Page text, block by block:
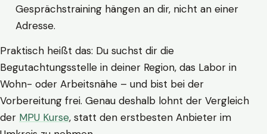
Gesprächstraining hängen an dir, nicht an einer
Adresse.
Praktisch heißt das: Du suchst dir die
Begutachtungsstelle in deiner Region, das Labor in
Wohn- oder Arbeitsnähe – und bist bei der
Vorbereitung frei. Genau deshalb lohnt der Vergleich
der MPU Kurse, statt den erstbesten Anbieter im